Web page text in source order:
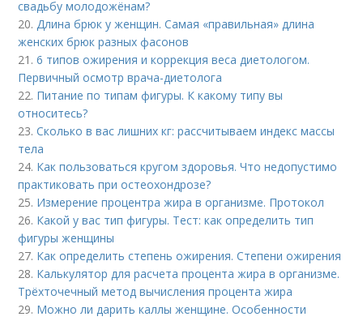
свадьбу молодожёнам?
20.Длина брюк у женщин. Самая «правильная» длина
женских брюк разных фасонов
21.6 типов ожирения и коррекция веса диетологом.
Первичный осмотр врача-диетолога
22. Питание по типам фигуры. К какому типу вы
относитесь?
23.Сколько в вас лишних кг: рассчитываем индекс массы
тела
24. Как пользоваться кругом здоровья. Что недопустимо
практиковать при остеохондрозе?
25. Измерение процентра жира в организме. Протокол
26. Какой у вас тип фигуры. Тест: как определить тип
фигуры женщины
27. Как определить степень ожирения. Степени ожирения
28. Калькулятор для расчета процента жира в организме.
Трёхточечный метод вычисления процента жира
29. Можно ли дарить каллы женщине. Особенности